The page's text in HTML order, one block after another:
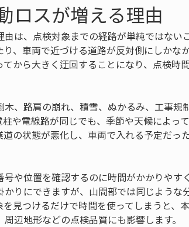
ロスが増える理由
は、点検対象までの経路が単純ではない
、車両で近づける道路が反対側にしかな
から大きく迂回することになり、点検時
、路肩の崩れ、積雪、ぬかるみ、工事規
や電線路が同じでも、季節や天候によっ
の状態が悪化し、車両で入れる予定だっ
や位置を確認するのに時間がかかりやす
りにできますが、山間部では同じような
見つけるだけで時間を使ってしまうと、
辺地形などの点検品質にも影響します。